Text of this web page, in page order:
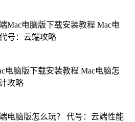
Mac电脑版下载安装教程 Mac电
号：云端攻略
电脑版下载安装教程 Mac电脑怎
攻略
电脑版怎么玩？ 代号：云端性能